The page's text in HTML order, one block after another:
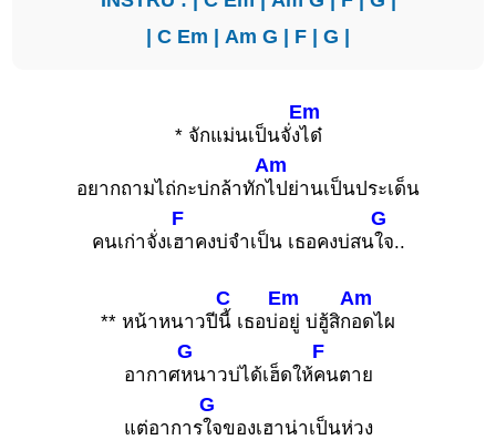
| C Em | Am G | F | G |
* จักแม่นเป็นจั่ง
Em
ได๋
อยากถามไถ่กะบ่กล้าทัก
Am
ไปย่านเป็นประเด็น
คนเก่าจั่งเ
F
ฮาคงบ่จำเป็น เธอคงบ่สน
G
ใจ..
** หน้าหนาวปี
C
นี้ เธอบ่
Em
อยู่ บ่ฮู้สิก
Am
อดไผ
อากาศ
G
หนาวบ่ได้เฮ็ดให้
F
คนตาย
แต่อาการ
G
ใจของเฮาน่าเป็นห่วง